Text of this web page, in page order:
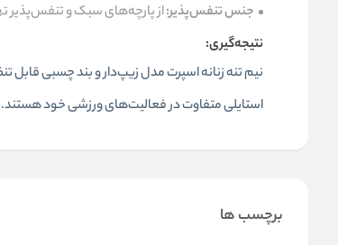
جنس تنفس‌پذیر:از پارچه‌های سبک و تنفس‌پذیر
نتیجه‌گیری:
نیم‌ تنه زنانهاسپرت مدل زیپ‌دار و بند چسبی قابل
استایلی متفاوت در فعالیت‌های ورزشی خود هستند.
برچسب ها